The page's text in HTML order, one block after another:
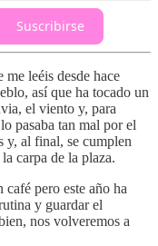
Suscribirse
leéis desde hace
así que ha tocado un
el viento y, para
pasaba tan mal por el
y, al final, se cumplen
carpa de la plaza.
pero este año ha
y guardar el
nos volveremos a